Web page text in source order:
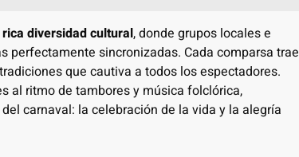
rica diversidad cultural, donde grupos locales e
perfectamente sincronizadas. Cada comparsa trae
que cautiva a todos los espectadores.
al ritmo de tambores y música folclórica,
carnaval: la celebración de la vida y la alegría